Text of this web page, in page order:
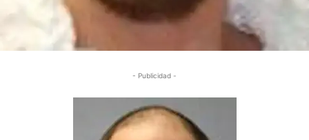
- Publicidad -